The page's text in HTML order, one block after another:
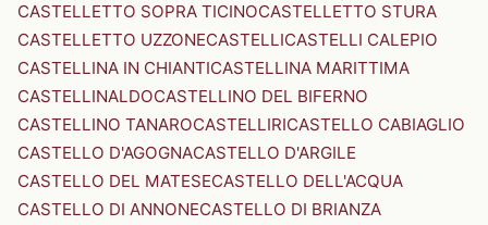
CASTELLETTO SOPRA TICINOCASTELLETTO STURA
CASTELLETTO UZZONECASTELLICASTELLI CALEPIO
CASTELLINA IN CHIANTICASTELLINA MARITTIMA
CASTELLINALDOCASTELLINO DEL BIFERNO
CASTELLINO TANAROCASTELLIRICASTELLO CABIAGLIO
CASTELLO D'AGOGNACASTELLO D'ARGILE
CASTELLO DEL MATESECASTELLO DELL'ACQUA
CASTELLO DI ANNONECASTELLO DI BRIANZA